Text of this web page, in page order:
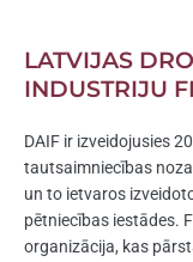
LATVIJAS
INDUSTRIJU
DAIF ir izveidojusies
tautsaimniecības
un to ietvaros
pētniecības iestādes.
organizācija, kas